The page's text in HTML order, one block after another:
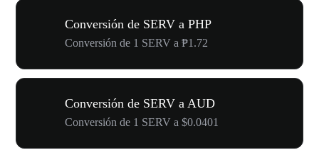
Conversión de SERV a PHP
Conversión de 1 SERV a ₱1.72
Conversión de SERV a AUD
Conversión de 1 SERV a $0.0401